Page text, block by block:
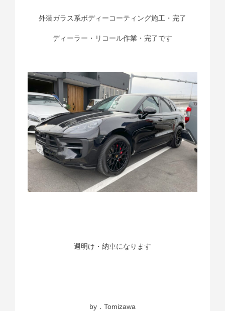
外装ガラス系ボディーコーティング施工・完了
ディーラー・リコール作業・完了です
週明け・納車になります
by．Tomizawa